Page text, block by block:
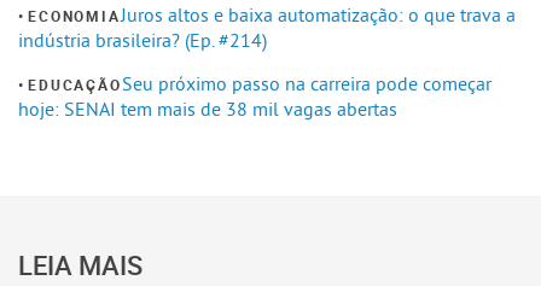
ECONOMIAJuros altos e baixa automatização: o que trava a
indústria brasileira? (Ep. #214)
EDUCAÇÃOSeu próximo passo na carreira pode começar
hoje: SENAI tem mais de 38 mil vagas abertas
LEIA MAIS